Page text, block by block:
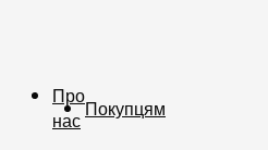
Про
нас Покупцям